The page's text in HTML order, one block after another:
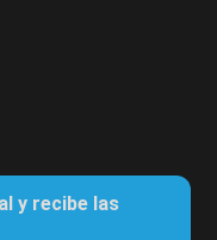
y recibe las